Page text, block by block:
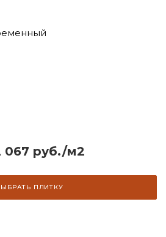
067 руб./м2
ПЛИТКУ